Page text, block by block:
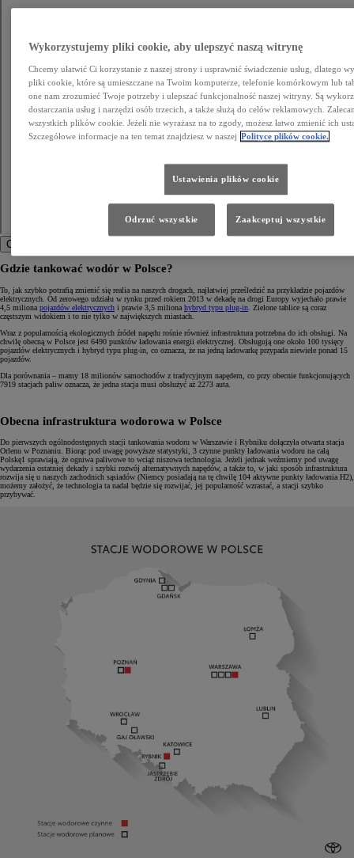
Click to play video
Gdzie tankować wodór w Polsce?
To, jak szybko potrafią zmienić się realia na naszych drogach, najłatwiej prześledzić na przykładzie pojazdów
elektrycznych. Od zerowego udziału w rynku przed rokiem 2013 w dekadę na drogi Europy wyjechało prawie
4,5 miliona pojazdów elektrycznych i prawie 3,5 miliona hybryd typu plug-in . Zielone tablice są coraz
częstszym widokiem i to nie tylko w największych miastach.
Wraz z popularnością ekologicznych źródeł napędu rośnie również infrastruktura potrzebna do ich obsługi. Na
chwilę obecną w Polsce jest 6490 punktów ładowania energii elektrycznej. Obsługują one około 100 tysięcy
pojazdów elektrycznych i hybryd typu plug-in, co oznacza, że na jedną ładowarkę przypada niewiele ponad 15
pojazdów.
Dla porównania – mamy 18 milionów samochodów z tradycyjnym napędem, co przy obecnie funkcjonujących
7919 stacjach paliw oznacza, że jedna stacja musi obsłużyć aż 2273 auta.
Obecna infrastruktura wodorowa w Polsce
Do pierwszych ogólnodostępnych stacji tankowania wodoru w Warszawie i Rybniku dołączyła otwarta stacja
Orlenu w Poznaniu. Biorąc pod uwagę powyższe statystyki, 3 czynne punkty ładowania wodoru na całą
Polskę1 sprawiają, że ogniwa paliwowe to wciąż niszowa technologia. Jeżeli jednak weźmiemy pod uwagę
wydarzenia ostatniej dekady i szybki rozwój alternatywnych napędów, a także to, w jaki sposób infrastruktura
rozwija się u naszych zachodnich sąsiadów (Niemcy posiadają na tę chwilę 104 aktywne punkty ładowania H2),
możemy założyć, że technologia ta nadal będzie się rozwijać, jej popularność wzrastać, a stacji szybko
przybywać.
Wykorzystujemy pliki cookie, aby ulepszyć naszą witrynę
Chcemy ułatwić Ci korzystanie z naszej strony i usprawnić świadczenie usług, dlatego
pliki cookie, które są umieszczane na Twoim komputerze, telefonie komórkowym lub
one nam zrozumieć Twoje potrzeby i ulepszać funkcjonalność naszej witryny. Są
dostarczania usług i narzędzi osób trzecich, a także służą do celów reklamowych.
wszystkich plików cookie. Jeżeli nie wyrażasz na to zgody, możesz łatwo zmienić ich
Szczegółowe informacje na ten temat znajdziesz w naszej Polityce plików cookie.
Ustawienia plików cookie
Odrzuć wszystkie Zaakceptuj wszystkie